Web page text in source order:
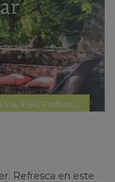
Via, País, Política, Política
Refresca en este